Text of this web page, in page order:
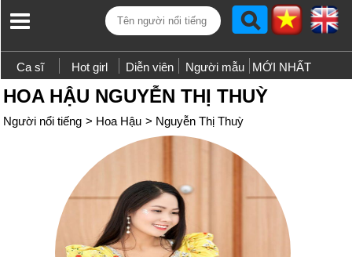
Ca sĩ Hot girl Diễn viên Người mẫu MỚI NHẤT
HOA HẬU NGUYỄN THỊ THUỲ
Người nổi tiếng > Hoa Hậu > Nguyễn Thị Thuỳ